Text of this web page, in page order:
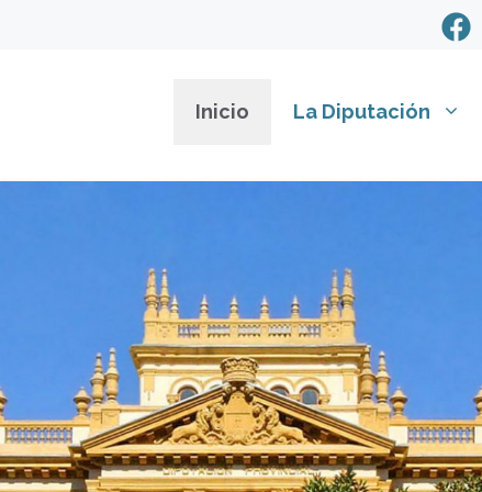
Inicio La Diputación